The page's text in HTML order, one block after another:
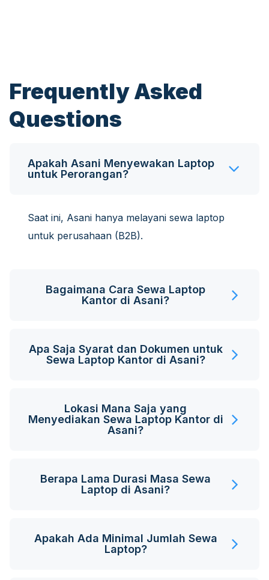
Frequently Asked
Questions
Apakah Asani Menyewakan Laptop
untuk Perorangan?
Saat ini, Asani hanya melayani sewa laptop
untuk perusahaan (B2B).
Bagaimana Cara Sewa Laptop
Kantor di Asani?
Apa Saja Syarat dan Dokumen untuk
Sewa Laptop Kantor di Asani?
Lokasi Mana Saja yang
Menyediakan Sewa Laptop Kantor di
Asani?
Berapa Lama Durasi Masa Sewa
Laptop di Asani?
Apakah Ada Minimal Jumlah Sewa
Laptop?